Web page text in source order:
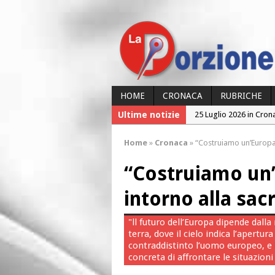
HOME CRONACA RUBRICHE
Ultime notizie
25 Luglio 2026 in
23 Luglio 2026 in
26 Luglio 2026 in
Home » Cronaca » “Costruiamo
“Costruiamo
intorno alla
"ll futuro dell’Europa dipende
terra, dove il cielo indica
contraddistinto l’uomo europeo,
concreta di affrontare le